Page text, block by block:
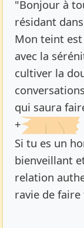
"Bonjour à
résidant
Mon teint est
avec la
cultiver la
qui saura
+
Si tu es un
bienveillant
relation
ravie de faire